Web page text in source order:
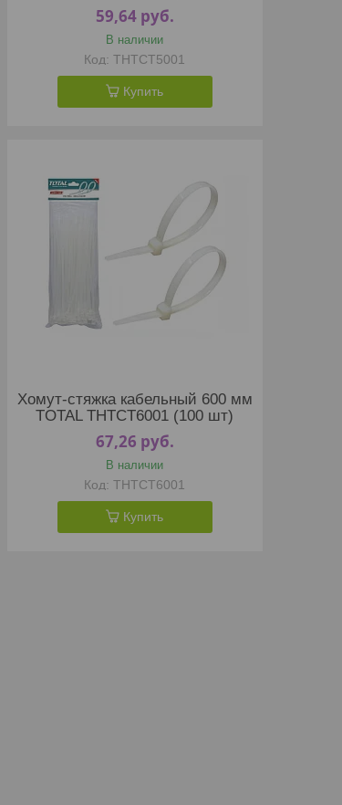
59,64 руб.
В наличии
THTCT5001
Купить
Хомут-стяжка кабельный 600 мм
TOTAL THTCT6001 (100 шт)
67,26 руб.
В наличии
THTCT6001
Купить